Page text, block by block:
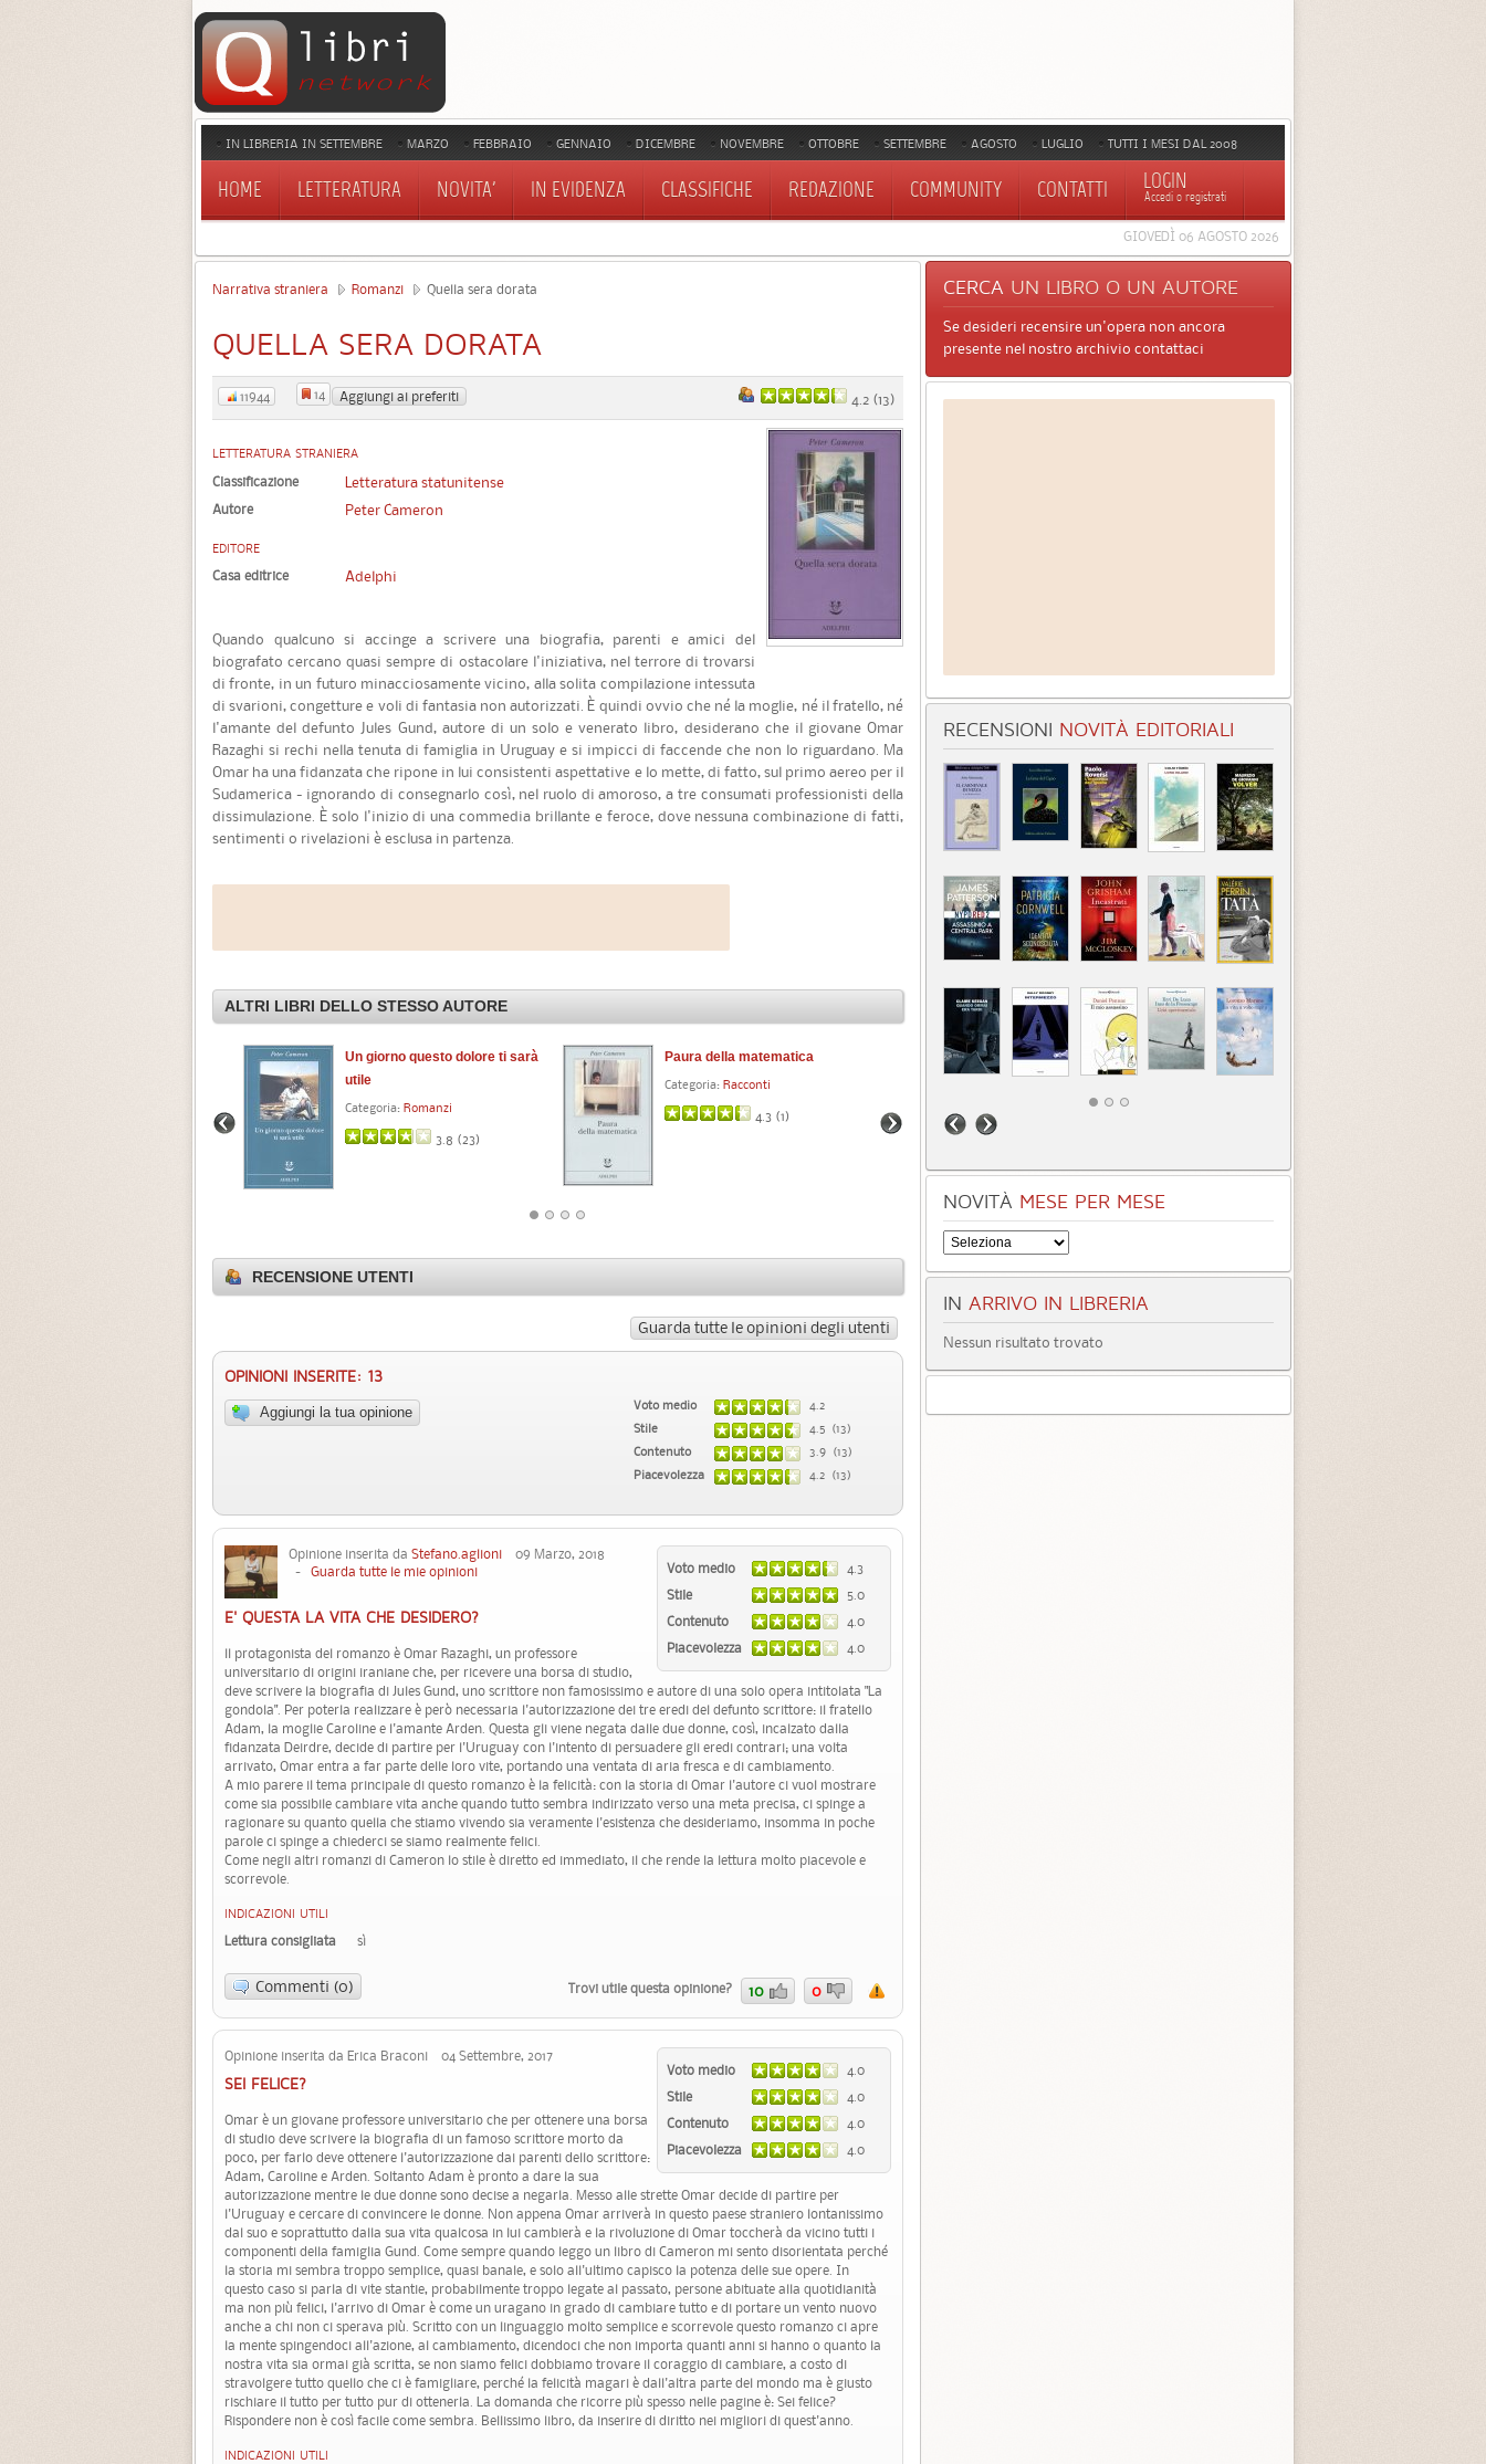
IN LIBRERIA IN SETTEMBRE MARZO FEBBRAIO GENNAIO DICEMBRE NOVEMBRE OTTOBRE SETTEMBRE AGOSTO LUGLIO TUTTI I MESI DAL 2008
HOME LETTERATURA NOVITA' IN EVIDENZA CLASSIFICHE REDAZIONE COMMUNITY CONTATTI LOGIN
Accedi o registrati
GIOVEDÌ 06 AGOSTO 2026
Narrativa straniera Romanzi Quella sera dorata
QUELLA SERA DORATA
4.2 (13)
11944 14 Aggiungi ai preferiti
LETTERATURA STRANIERA
Classificazione Letteratura statunitense
Autore Peter Cameron
EDITORE
Casa editrice Adelphi
Quando qualcuno si accinge a scrivere una biografia, parenti e amici del
biografato cercano quasi sempre di ostacolare l'iniziativa, nel terrore di trovarsi
di fronte, in un futuro minacciosamente vicino, alla solita compilazione intessuta
di svarioni, congetture e voli di fantasia non autorizzati. È quindi ovvio che né la moglie, né il fratello, né
l'amante del defunto Jules Gund, autore di un solo e venerato libro, desiderano che il giovane Omar
Razaghi si rechi nella tenuta di famiglia in Uruguay e si impicci di faccende che non lo riguardano. Ma
Omar ha una fidanzata che ripone in lui consistenti aspettative e lo mette, di fatto, sul primo aereo per il
Sudamerica - ignorando di consegnarlo così, nel ruolo di amoroso, a tre consumati professionisti della
dissimulazione. È solo l'inizio di una commedia brillante e feroce, dove nessuna combinazione di fatti,
sentimenti o rivelazioni è esclusa in partenza.
ALTRI LIBRI DELLO STESSO AUTORE
Un giorno questo dolore ti sarà
utile
Categoria: Romanzi
3.8 (23)
Paura della matematica
Categoria: Racconti
4.3 (1)
Il weekend
RECENSIONE UTENTI
Guarda tutte le opinioni degli utenti
OPINIONI INSERITE: 13
Aggiungi la tua opinione Voto medio
4.2
Stile
4.5 (13)
Contenuto
3.9 (13)
Piacevolezza
4.2 (13)
Voto medio
4.3
Stile
5.0
Contenuto
4.0
Piacevolezza
4.0
Opinione inserita da Stefano.aglioni 09 Marzo, 2018
- Guarda tutte le mie opinioni
E' QUESTA LA VITA CHE DESIDERO?
ll protagonista del romanzo è Omar Razaghi, un professore
universitario di origini iraniane che, per ricevere una borsa di studio,
deve scrivere la biografia di Jules Gund, uno scrittore non famosissimo e autore di una solo opera intitolata "La
gondola". Per poterla realizzare è però necessaria l'autorizzazione dei tre eredi del defunto scrittore: il fratello
Adam, la moglie Caroline e l'amante Arden. Questa gli viene negata dalle due donne, così, incalzato dalla
fidanzata Deirdre, decide di partire per l'Uruguay con l'intento di persuadere gli eredi contrari; una volta
arrivato, Omar entra a far parte delle loro vite, portando una ventata di aria fresca e di cambiamento.
A mio parere il tema principale di questo romanzo è la felicità: con la storia di Omar l'autore ci vuol mostrare
come sia possibile cambiare vita anche quando tutto sembra indirizzato verso una meta precisa, ci spinge a
ragionare su quanto quella che stiamo vivendo sia veramente l'esistenza che desideriamo, insomma in poche
parole ci spinge a chiederci se siamo realmente felici.
Come negli altri romanzi di Cameron lo stile è diretto ed immediato, il che rende la lettura molto piacevole e
scorrevole.
INDICAZIONI UTILI
Lettura consigliata sì
Commenti (0) Trovi utile questa opinione? 10 0
Voto medio
4.0
Stile
4.0
Contenuto
4.0
Piacevolezza
4.0
Opinione inserita da Erica Braconi 04 Settembre, 2017
SEI FELICE?
Omar è un giovane professore universitario che per ottenere una borsa
di studio deve scrivere la biografia di un famoso scrittore morto da
poco, per farlo deve ottenere l'autorizzazione dai parenti dello scrittore:
Adam, Caroline e Arden. Soltanto Adam è pronto a dare la sua
autorizzazione mentre le due donne sono decise a negarla. Messo alle strette Omar decide di partire per
l'Uruguay e cercare di convincere le donne. Non appena Omar arriverà in questo paese straniero lontanissimo
dal suo e soprattutto dalla sua vita qualcosa in lui cambierà e la rivoluzione di Omar toccherà da vicino tutti i
componenti della famiglia Gund. Come sempre quando leggo un libro di Cameron mi sento disorientata perché
la storia mi sembra troppo semplice, quasi banale, e solo all'ultimo capisco la potenza delle sue opere. In
questo caso si parla di vite stantie, probabilmente troppo legate al passato, persone abituate alla quotidianità
ma non più felici, l'arrivo di Omar è come un uragano in grado di cambiare tutto e di portare un vento nuovo
anche a chi non ci sperava più. Scritto con un linguaggio molto semplice e scorrevole questo romanzo ci apre
la mente spingendoci all'azione, al cambiamento, dicendoci che non importa quanti anni si hanno o quanto la
nostra vita sia ormai già scritta, se non siamo felici dobbiamo trovare il coraggio di cambiare, a costo di
stravolgere tutto quello che ci è famigliare, perché la felicità magari è dall'altra parte del mondo ma è giusto
rischiare il tutto per tutto pur di ottenerla. La domanda che ricorre più spesso nelle pagine è: Sei felice?
Rispondere non è così facile come sembra. Bellissimo libro, da inserire di diritto nei migliori di quest'anno.
INDICAZIONI UTILI
CERCA UN LIBRO O UN AUTORE
Se desideri recensire un'opera non ancora
presente nel nostro archivio contattaci
RECENSIONI NOVITÀ EDITORIALI
NOVITÀ MESE PER MESE
IN ARRIVO IN LIBRERIA
Nessun risultato trovato